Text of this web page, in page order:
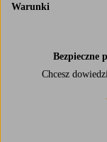
Warunki
Bezpieczne
Chcesz